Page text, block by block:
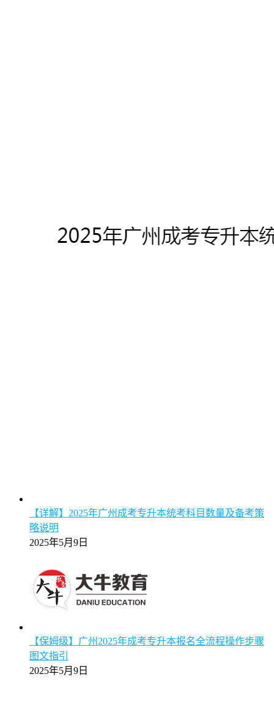
【详解】2025年广州成考专升本统考科目数量及备考策
略说明
2025年5月9日
【保姆级】广州2025年成考专升本报名全流程操作步骤
图文指引
2025年5月9日